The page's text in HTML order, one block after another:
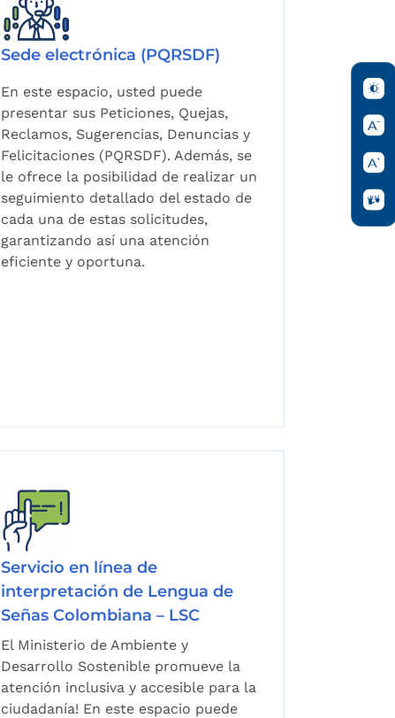
Sede electrónica (PQRSDF)
En este espacio, usted puede
presentar sus Peticiones, Quejas,
Reclamos, Sugerencias, Denuncias y
Felicitaciones (PQRSDF). Además, se
le ofrece la posibilidad de realizar un
seguimiento detallado del estado de
cada una de estas solicitudes,
garantizando así una atención
eficiente y oportuna.
Servicio en línea de
interpretación de Lengua de
Señas Colombiana – LSC
El Ministerio de Ambiente y
Desarrollo Sostenible promueve la
atención inclusiva y accesible para la
ciudadanía! En este espacio puede